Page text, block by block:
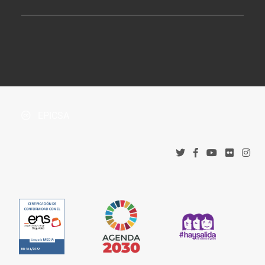
Tribunal Administrativo de Recursos Contractuales